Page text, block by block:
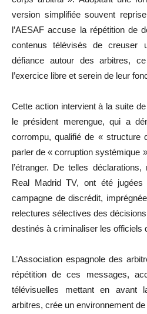
version simplifiée souvent
l’AESAF accuse la répétition de
contenus télévisés de creuser
défiance autour des arbitres,
l’exercice libre et serein de leur
Cette action intervient à la suite
le président merengue, qui a
corrompu, qualifié de « structure
parler de « corruption systémique
l’étranger. De telles
Real Madrid TV, ont été jugées
campagne de discrédit,
relectures sélectives des
destinés à criminaliser les officiels
L’Association espagnole des
répétition de ces messages,
télévisuelles mettant en avant
arbitres, crée un environnement